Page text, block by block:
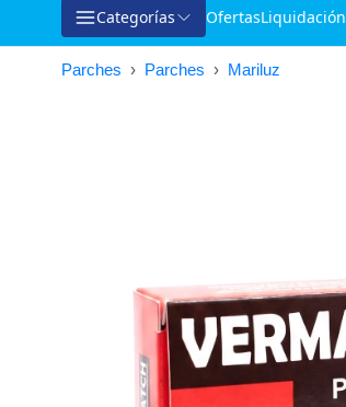
Categorías OfertasLiquidación
Parches › Parches › Mariluz